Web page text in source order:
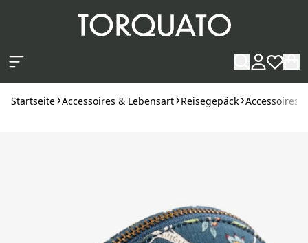
Startseite Accessoires & Lebensart Reisegepäck Accessoires